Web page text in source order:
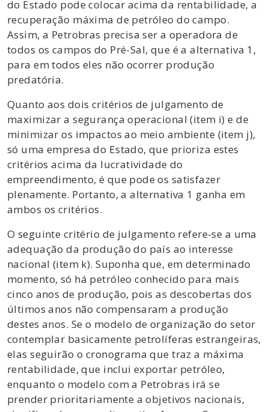
do Estado pode colocar acima da rentabilidade, a
recuperação máxima de petróleo do campo.
Assim, a Petrobras precisa ser a operadora de
todos os campos do Pré-Sal, que é a alternativa 1,
para em todos eles não ocorrer produção
predatória.
Quanto aos dois critérios de julgamento de
maximizar a segurança operacional (item i) e de
minimizar os impactos ao meio ambiente (item j),
só uma empresa do Estado, que prioriza estes
critérios acima da lucratividade do
empreendimento, é que pode os satisfazer
plenamente. Portanto, a alternativa 1 ganha em
ambos os critérios.
O seguinte critério de julgamento refere-se a uma
adequação da produção do país ao interesse
nacional (item k). Suponha que, em determinado
momento, só há petróleo conhecido para mais
cinco anos de produção, pois as descobertas dos
últimos anos não compensaram a produção
destes anos. Se o modelo de organização do setor
contemplar basicamente petrolíferas estrangeiras,
elas seguirão o cronograma que traz a máxima
rentabilidade, que inclui exportar petróleo,
enquanto o modelo com a Petrobras irá se
prender prioritariamente a objetivos nacionais,